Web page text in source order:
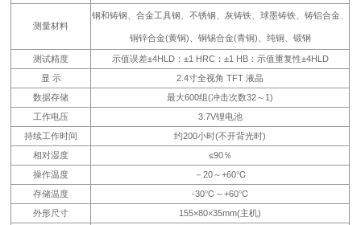
测量材料
钢和铸钢、合金工具钢、不锈钢、灰铸铁、球墨铸铁、铸铝合金、
铜锌合金(黄铜)、铜锡合金(青铜)、纯铜、锻钢
测试精度
示值误差±4HLD：±1 HRC：±1 HB：示值重复性±4HLD
显 示
2.4寸全视角 TFT 液晶
数据存储
最大600组(冲击次数32～1)
工作电压
3.7V锂电池
持续工作时间
约200小时(不开背光时)
相对湿度
≤90％
操作温度
－20～+60℃
存储温度
-30℃～+60℃
外形尺寸
155×80×35mm(主机)